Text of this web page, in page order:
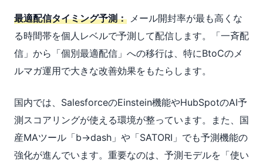
最適配信タイミング予測： メール開封率が最も高くな
る時間帯を個人レベルで予測して配信します。「一斉配
信」から「個別最適配信」への移行は、特にBtoCのメ
ルマガ運用で大きな改善効果をもたらします。
国内では、SalesforceのEinstein機能やHubSpotのAI予
測スコアリングが使える環境が整っています。また、国
産MAツール「b→dash」や「SATORI」でも予測機能の
強化が進んでいます。重要なのは、予測モデルを「使い